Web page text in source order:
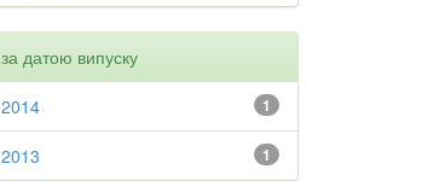
за датою випуску
1
2014
1
2013